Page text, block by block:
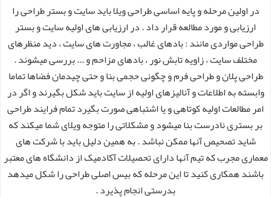
در اولین مرحله و پایه اساسی طراحی ویلا باید سایت و بستر طراحی را
ارزیابی و مورد مطالعه قرار داد . در ارزیابی های اولیه سایت و بستر
طراحی مواردی مانند : بادهای غالب ، مجاورت های سایت ، دید منظرهای
مختلف سایت ، زاویه تابش نور ، بادهای مزاحم و ... بررسی میشوند .
طراحی پلان و طراحی فرم و چگونی حجمی بنا و حتی چیدمان فضاها تماما
وابسته به اطلاعات و آنالیزهای اولیه از سایت باید شکل بگیرند و اگر در
امر مطالعات اولیه کوتاهی و یا اشتباهی صورت بگیرد تمام فرایند طراحی
بر بستری نادرست بنا میشود و مشکلاتی را متوجه ویلای شما میکند که
شاید تصحیص آنها ممکن نباشد . به همین دلیل باید با شرکت های
معماری مجرب که تیم آنها دارای تحصیلات آکادمیک از دانشگاه های معتبر
باشند همکاری کنید تا این مرحله که بیس اصلی طراحی را شکل میدهد
بدرستی انجام پذیرد .